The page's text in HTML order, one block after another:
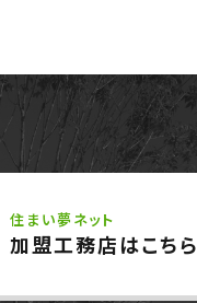
住まい夢ネット
加盟工務店はこちら